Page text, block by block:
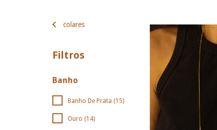
colares
Filtros
Banho
Banho De Prata (15)
Ouro (14)